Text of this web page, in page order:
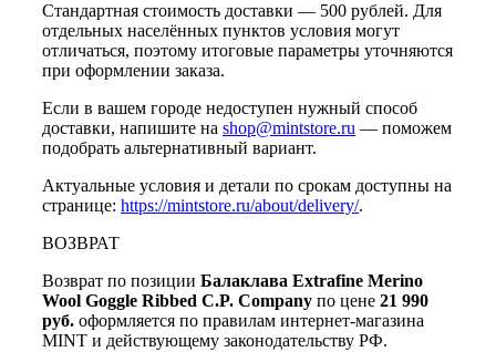
Стандартная стоимость доставки — 500 рублей. Для
отдельных населённых пунктов условия могут
отличаться, поэтому итоговые параметры уточняются
при оформлении заказа.
Если в вашем городе недоступен нужный способ
доставки, напишите на shop@mintstore.ru — поможем
подобрать альтернативный вариант.
Актуальные условия и детали по срокам доступны на
странице: https://mintstore.ru/about/delivery/.
ВОЗВРАТ
Возврат по позиции Балаклава Extrafine Merino
Wool Goggle Ribbed C.P. Company по цене 21 990
руб. оформляется по правилам интернет-магазина
MINT и действующему законодательству РФ.